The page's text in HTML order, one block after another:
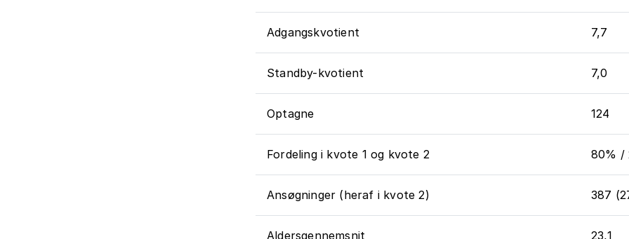
Adgangskvotient 7,7
Standby-kvotient 7,0
Optagne 124
Fordeling i kvote 1 og kvote 2 80% /
Ansøgninger (heraf i kvote 2) 387
Aldersgennemsnit 23,1